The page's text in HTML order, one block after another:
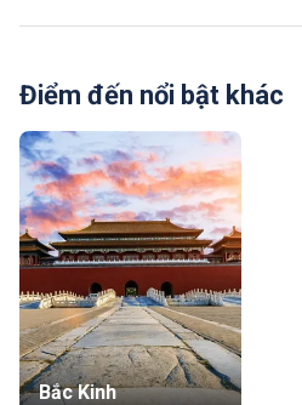
Điểm đến nổi bật khác
Bắc Kinh